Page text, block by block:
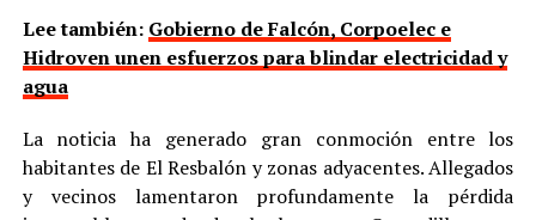
Lee también: Gobierno de Falcón, Corpoelec e
Hidroven unen esfuerzos para blindar electricidad y
agua
La noticia ha generado gran conmoción entre los
habitantes de El Resbalón y zonas adyacentes. Allegados
y vecinos lamentaron profundamente la pérdida